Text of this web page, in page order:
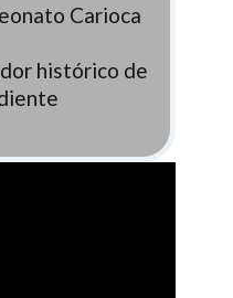
Carioca
histórico de